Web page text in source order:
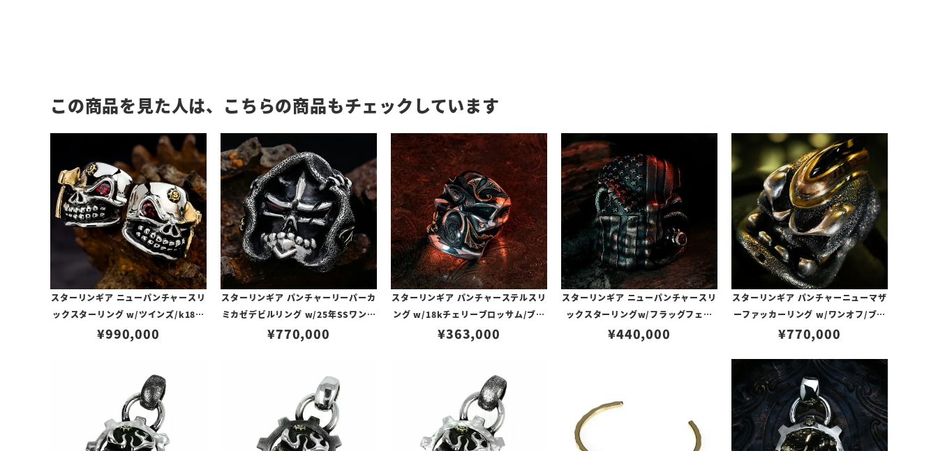
この商品を見た人は、こちらの商品もチェックしています
スターリンギア ニューパンチャースリ
ックスターリング w/ツインズ/k18ア
ックス＆Sギアロゴ/特殊カットパイロ
¥990,000
スターリンギア パンチャーリーパーカ
ミカゼデビルリング w/25年SSワンオ
フ/k18ギアロゴ/ステッチーズ/スカ
【リングサイズ：US11(日本サイズ約
24号)】
¥770,000
スターリンギア パンチャーステルスリ
ング w/18kチェリーブロッサム/ブラ
スアンティークパーツ/ハンドテクスチ
¥363,000
スターリンギア ニューパンチャースリ
ックスターリングw/フラッグフェイ
ス/コパーアメリカンフラッグ/k18シ
¥440,000
スターリンギア パンチャーニューマザ
ーファッカーリング w/ワンオフ/ブラ
ス&コパーモヒカン& 黒翡翠カットカ
イズ25号)】
¥770,000